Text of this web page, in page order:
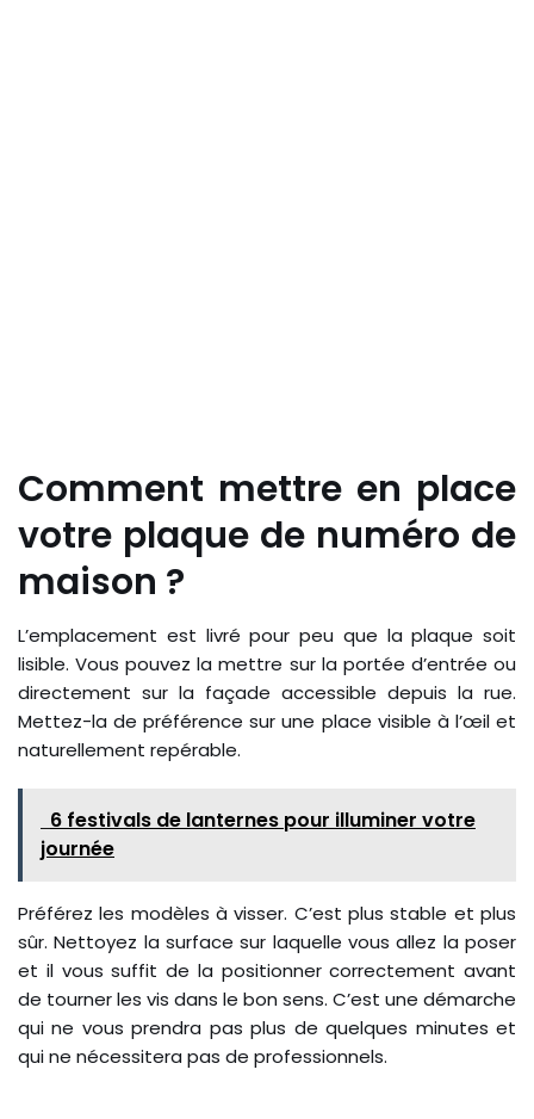
Comment mettre en place
votre plaque de numéro de
maison ?
L’emplacement est livré pour peu que la plaque soit
lisible. Vous pouvez la mettre sur la portée d’entrée ou
directement sur la façade accessible depuis la rue.
Mettez-la de préférence sur une place visible à l’œil et
naturellement repérable.
6 festivals de lanternes pour illuminer votre
journée
Préférez les modèles à visser. C’est plus stable et plus
sûr. Nettoyez la surface sur laquelle vous allez la poser
et il vous suffit de la positionner correctement avant
de tourner les vis dans le bon sens. C’est une démarche
qui ne vous prendra pas plus de quelques minutes et
qui ne nécessitera pas de professionnels.